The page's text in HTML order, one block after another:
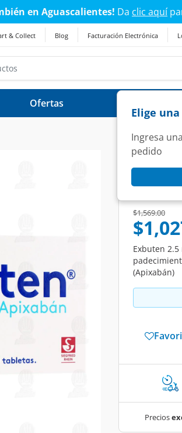
en Aguascalientes! Da clic aquí
& Collect Blog Facturación Electrónica
Elige
Ingresa
pedido
Ofertas
EXBUTEN
Price reduced
$1,569.00to
Exbuten
(Apixabán)
Precios